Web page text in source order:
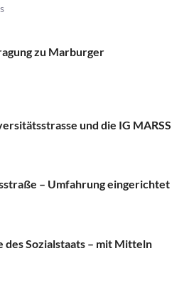
zu Marburger
und die IG MARSS
­– Umfahrung eingerichtet
des Sozialstaats – mit Mitteln